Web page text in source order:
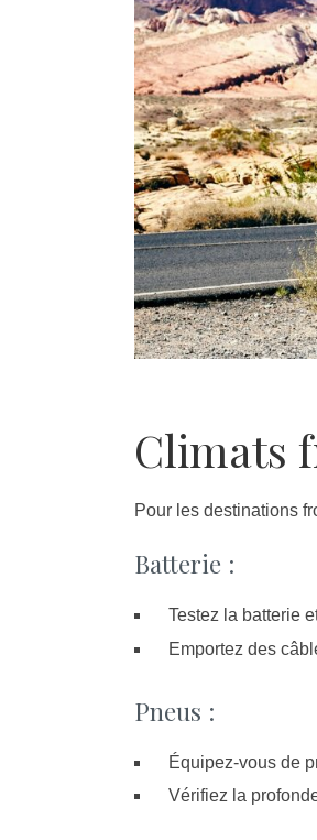
Climats
Pour les destinations
Batterie :
Testez la batterie
Emportez des
Pneus :
Équipez-vous de
Vérifiez la